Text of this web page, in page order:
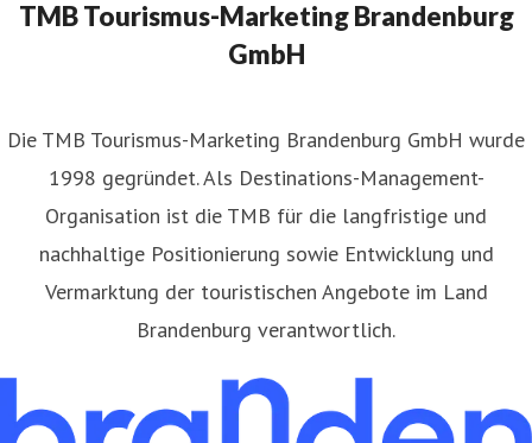
TMB Tourismus-Marketing Brandenburg
GmbH
​Die TMB Tourismus-Marketing Brandenburg GmbH wurde
1998 gegründet. Als Destinations-Management-
Organisation ist die TMB für die langfristige und
nachhaltige Positionierung sowie Entwicklung und
Vermarktung der touristischen Angebote im Land
Brandenburg verantwortlich.